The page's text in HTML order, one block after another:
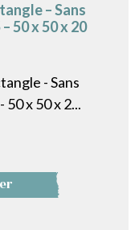
– Sans
50 x 50 x 20
- Sans
50 x 50 x 2...